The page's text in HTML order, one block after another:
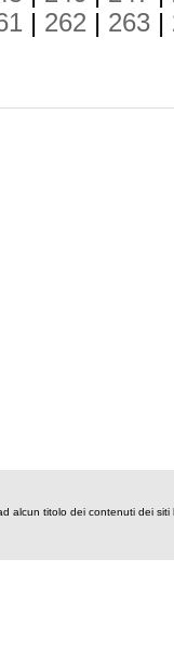
| 262 | 263 |
alcun titolo dei contenuti dei siti